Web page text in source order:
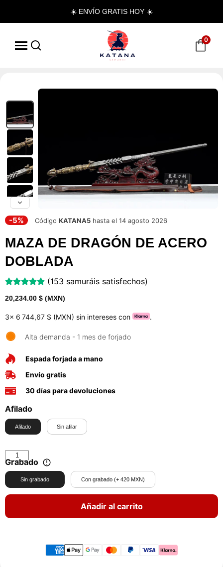
☀️ ENVÍO GRATIS HOY ☀️
0
-5% Código KATANA5 hasta el 14 agosto 2026
MAZA DE DRAGÓN DE ACERO
DOBLADA
(153 samuráis satisfechos)
20,234.00 $ (MXN)
3x 6 744,67 $ (MXN) sin intereses con .
Alta demanda - 1 mes de forjado
Espada forjada a mano
Envío gratis
30 días para devoluciones
Afilado
Afilado Sin afilar
Grabado
Sin grabado Con grabado (+ 420 MXN)
Añadir al carrito